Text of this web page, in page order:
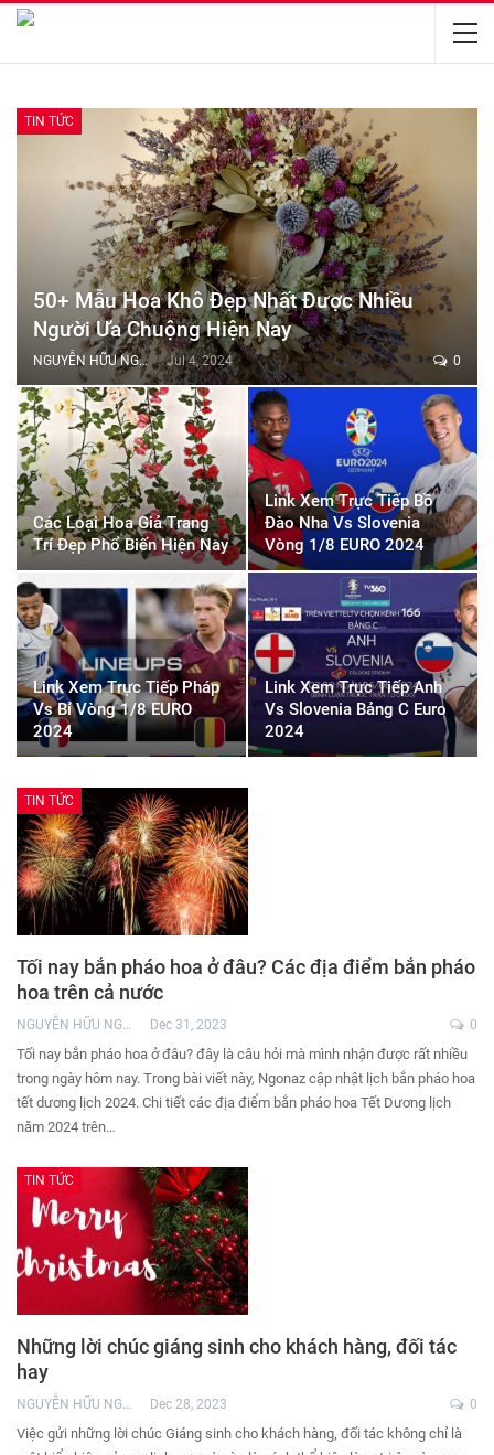
TIN TỨC
50+ Mẫu Hoa Khô Đẹp Nhất Được Nhiều
Người Ưa Chuộng Hiện Nay
NGUYỄN HỮU NGHĨA Jul 4, 2024 0
Các Loại Hoa Giả Trang
Trí Đẹp Phổ Biến Hiện Nay
Link Xem Trực Tiếp Bồ
Đào Nha Vs Slovenia
Vòng 1/8 EURO 2024
Link Xem Trực Tiếp Pháp
Vs Bỉ Vòng 1/8 EURO
2024
Link Xem Trực Tiếp Anh
Vs Slovenia Bảng C Euro
2024
TIN TỨC
Tối nay bắn pháo hoa ở đâu? Các địa điểm bắn pháo
hoa trên cả nước
NGUYỄN HỮU NGHĨA Dec 31, 2023 0
Tối nay bắn pháo hoa ở đâu? đây là câu hỏi mà mình nhận được rất nhiều
trong ngày hôm nay. Trong bài viết này, Ngonaz cập nhật lịch bắn pháo hoa
tết dương lịch 2024. Chi tiết các địa điểm bắn pháo hoa Tết Dương lịch
năm 2024 trên…
TIN TỨC
Những lời chúc giáng sinh cho khách hàng, đối tác
hay
NGUYỄN HỮU NGHĨA Dec 28, 2023 0
Việc gửi những lời chúc Giáng sinh cho khách hàng, đối tác không chỉ là